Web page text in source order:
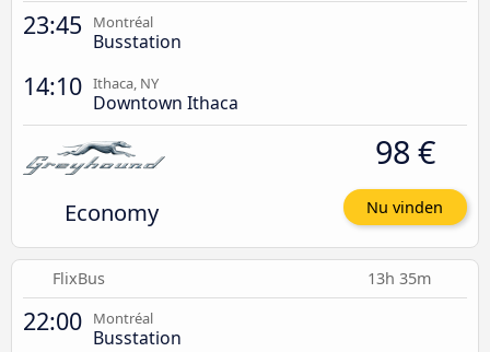
23:45 Montréal
Busstation
14:10 Ithaca, NY
Downtown Ithaca
Economy
98 €
Nu vinden
FlixBus 13h 35m
22:00 Montréal
Busstation